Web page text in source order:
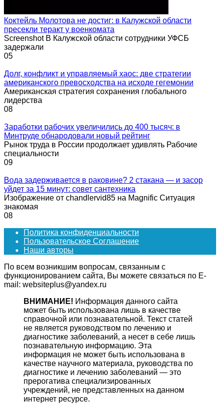
Коктейль Молотова не достиг: в Калужской области
пресекли теракт у военкомата
Screenshot В Калужской области сотрудники УФСБ
задержали
05
Долг, конфликт и управляемый хаос: две стратегии
американского превосходства на исходе гегемонии
Американская стратегия сохранения глобального
лидерства
08
Заработки рабочих увеличились до 400 тысяч: в
Минтруде обнародовали новый рейтинг
Рынок труда в России продолжает удивлять Рабочие
специальности
09
Вода задерживается в раковине? 2 стакана — и засор
уйдет за 15 минут: совет сантехника
Изображение от chandlervid85 на Magnific Ситуация
знакомая
08
Политика конфиденциальности
Пользовательское Соглашение
Наши авторы
По всем возникшим вопросам, связанным с
функционированием сайта, Вы можете связаться по E-
mail: websiteplus@yandex.ru
ВНИМАНИЕ! Информация данного сайта
может быть использована лишь в качестве
справочной или познавательной. Текст статей
не является руководством по лечению и
диагностике заболеваний, а несет в себе лишь
познавательную информацию. Эта
информация не может быть использована в
качестве научного материала, руководства по
диагностике и лечению заболеваний — это
прерогатива специализированных
учреждений, не представленных на данном
интернет ресурсе.